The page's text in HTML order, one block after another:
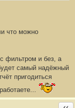
что можно
фильтром и без, а
самый надёжный
пригодиться